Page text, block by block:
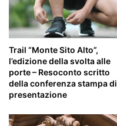
Trail “Monte Sito Alto”,
l’edizione della svolta alle
porte – Resoconto scritto
della conferenza stampa di
presentazione